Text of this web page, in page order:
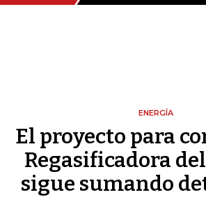
ENERGÍA
El proyecto para
Regasificadora
sigue sumando